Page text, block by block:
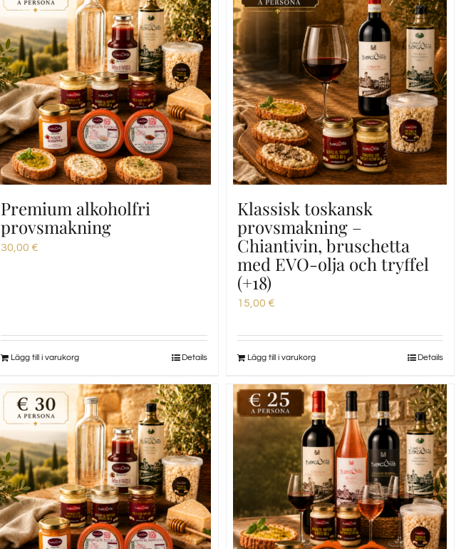
Premium alkoholfri
provsmakning
30,00 €
Lägg till i varukorg Details
Klassisk toskansk
provsmakning –
Chiantivin, bruschetta
med EVO-olja och tryffel
(+18)
15,00 €
Lägg till i varukorg Details